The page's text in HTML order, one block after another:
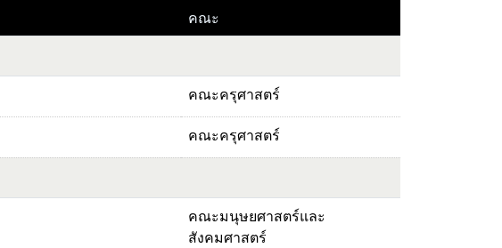
คณะ
คณะครุศาสตร์
คณะครุศาสตร์
คณะมนุษยศาสตร์และ
สังคมศาสตร์